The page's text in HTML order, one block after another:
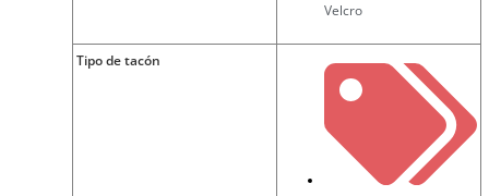
Velcro
Tipo de tacón